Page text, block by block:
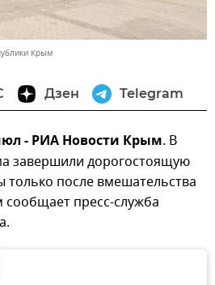
Крым
Дзен Telegram
- РИА Новости Крым. В
завершили дорогостоящую
после вмешательства
пресс-служба